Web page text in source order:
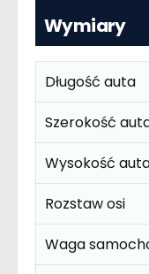
Wymiary
Długość auta
Szerokość
Wysokość
Rozstaw osi
Waga